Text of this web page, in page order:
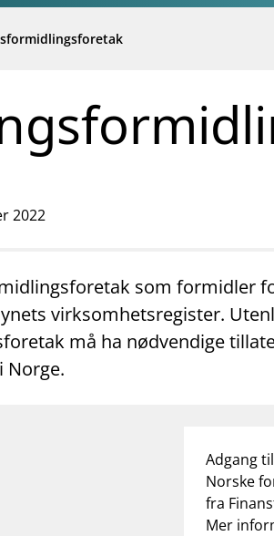
2022
som formidler
virksomhetsregister.
må ha nødvendige
Adgang
Norske
fra
Mer